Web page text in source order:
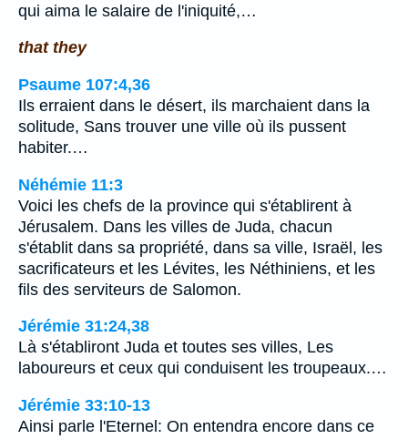
qui aima le salaire de l'iniquité,…
that they
Psaume 107:4,36
Ils erraient dans le désert, ils marchaient dans la
solitude, Sans trouver une ville où ils pussent
habiter.…
Néhémie 11:3
Voici les chefs de la province qui s'établirent à
Jérusalem. Dans les villes de Juda, chacun
s'établit dans sa propriété, dans sa ville, Israël, les
sacrificateurs et les Lévites, les Néthiniens, et les
fils des serviteurs de Salomon.
Jérémie 31:24,38
Là s'établiront Juda et toutes ses villes, Les
laboureurs et ceux qui conduisent les troupeaux.…
Jérémie 33:10-13
Ainsi parle l'Eternel: On entendra encore dans ce